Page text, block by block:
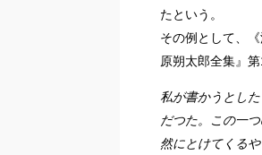
たという。
その例として、
原朔太郎全集』第
私が書かうとし
だつた。この一
然にとけてくる